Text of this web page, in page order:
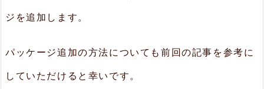
ジを追加します。
パッケージ追加の方法についても前回の記事を参考に
していただけると幸いです。